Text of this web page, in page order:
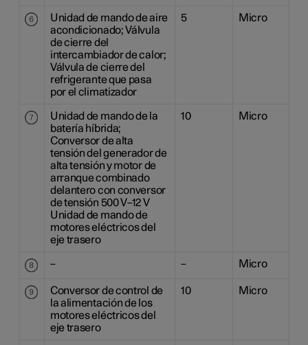
Unidad de mando de aire
acondicionado; Válvula
de cierre del
intercambiador de calor;
Válvula de cierre del
refrigerante que pasa
por el climatizador
5 Micro
Unidad de mando de la
batería híbrida;
Conversor de alta
tensión del generador de
alta tensión y motor de
arranque combinado
delantero con conversor
de tensión 500 V–12 V
Unidad de mando de
motores eléctricos del
eje trasero
10 Micro
– – Micro
Conversor de control de
la alimentación de los
motores eléctricos del
eje trasero
10 Micro